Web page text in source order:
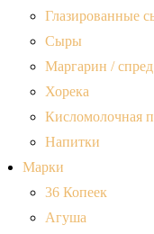
Глазированные
Сыры
Маргарин / спред
Хорека
Кисломолочная
Напитки
Марки
36 Копеек
Агуша